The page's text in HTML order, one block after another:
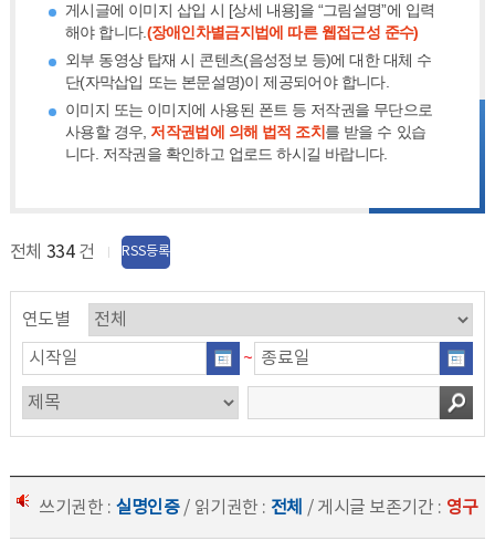
게시글에 이미지 삽입 시 [상세 내용]을 “그림설명”에 입력
해야 합니다.(장애인차별금지법에 따른 웹접근성 준수)
외부 동영상 탑재 시 콘텐츠(음성정보 등)에 대한 대체 수
단(자막삽입 또는 본문설명)이 제공되어야 합니다.
이미지 또는 이미지에 사용된 폰트 등 저작권을 무단으로
사용할 경우, 저작권법에 의해 법적 조치 를 받을 수 있습
니다. 저작권을 확인하고 업로드 하시길 바랍니다.
전체 334 건 RSS등록
연도별
~
쓰기권한 : 실명인증/ 읽기권한 : 전체 / 게시글 보존기간 : 영구